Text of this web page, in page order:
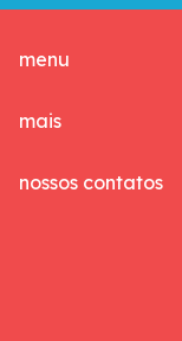
menu
mais
nossos contatos